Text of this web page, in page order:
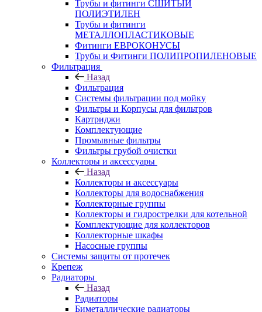
Трубы и фитинги СШИТЫЙ
ПОЛИЭТИЛЕН
Трубы и фитинги
МЕТАЛЛОПЛАСТИКОВЫЕ
Фитинги ЕВРОКОНУСЫ
Трубы и Фитинги ПОЛИПРОПИЛЕНОВЫЕ
Фильтрация
Назад
Фильтрация
Системы фильтрации под мойку
Фильтры и Корпусы для фильтров
Картриджи
Комплектующие
Промывные фильтры
Фильтры грубой очистки
Коллекторы и аксессуары
Назад
Коллекторы и аксессуары
Коллекторы для водоснабжения
Коллекторные группы
Коллекторы и гидрострелки для котельной
Комплектующие для коллекторов
Коллекторные шкафы
Насосные группы
Системы защиты от протечек
Крепеж
Радиаторы
Назад
Радиаторы
Биметаллические радиаторы